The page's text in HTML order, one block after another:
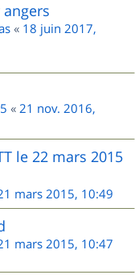
« 18 juin 2017,
« 21 nov. 2016,
le 22 mars 2015
mars 2015, 10:49
mars 2015, 10:47